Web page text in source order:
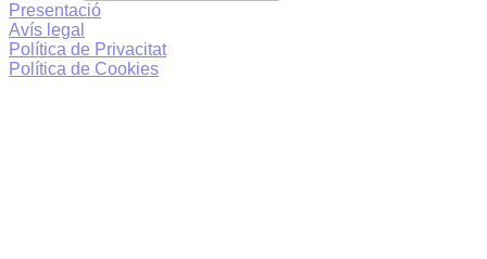
Presentació
Avís legal
Política de Privacitat
Política de Cookies